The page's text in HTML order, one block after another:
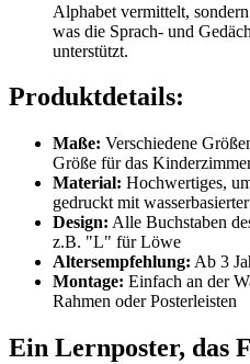
Alphabet vermittelt,
was die Sprach- und
unterstützt.
Produktdetails:
Maße: Verschiedene
Größe für das
Material: Hochwertiges,
gedruckt mit
Design: Alle Buchstaben
z.B. "L" für Löwe
Altersempfehlung: Ab 3
Montage: Einfach an der
Rahmen oder Posterleisten
Ein Lernposter, das